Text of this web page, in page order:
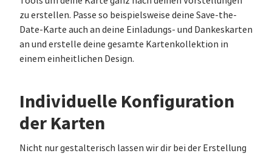
zu erstellen. Passe so beispielsweise deine Save-the-
Date-Karte auch an deine Einladungs- und Dankeskarten
an und erstelle deine gesamte Kartenkollektion in
einem einheitlichen Design.
Individuelle Konfiguration
der Karten
Nicht nur gestalterisch lassen wir dir bei der Erstellung